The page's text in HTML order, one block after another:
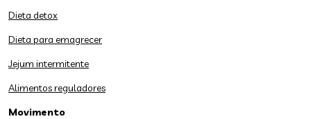
Dieta detox
Dieta para emagrecer
Jejum intermitente
Alimentos reguladores
Movimento